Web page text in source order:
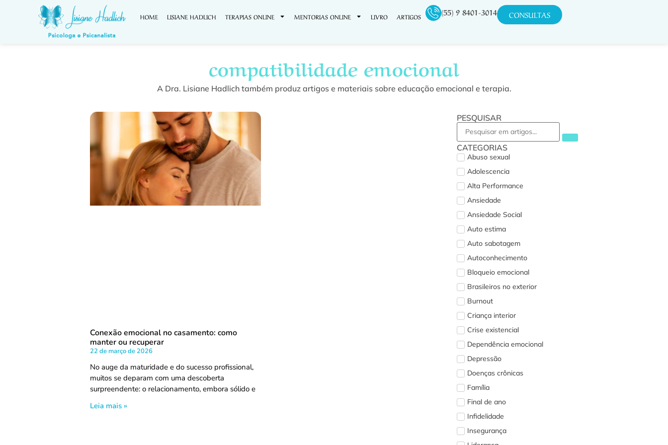
HOME LISIANE HADLICH TERAPIAS ONLINE MENTORIAS ONLINE LIVRO ARTIGOS (55) 9 8401-3014 CONSULTAS
compatibilidade emocional
A Dra. Lisiane Hadlich também produz artigos e materiais sobre educação emocional e terapia.
Conexão emocional no casamento: como
manter ou recuperar
22 de março de 2026
No auge da maturidade e do sucesso profissional,
muitos se deparam com uma descoberta
surpreendente: o relacionamento, embora sólido e
Leia mais »
PESQUISAR
CATEGORIAS
Abuso sexual
Adolescencia
Alta Performance
Ansiedade
Ansiedade Social
Auto estima
Auto sabotagem
Autoconhecimento
Bloqueio emocional
Brasileiros no exterior
Burnout
Criança interior
Crise existencial
Dependência emocional
Depressão
Doenças crônicas
Família
Final de ano
Infidelidade
Insegurança